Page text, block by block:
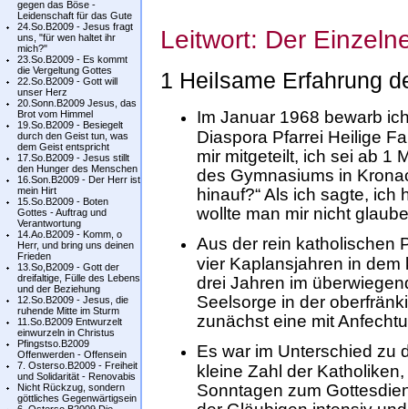
gegen das Böse -
Leidenschaft für das Gute
24.So.B2009 - Jesus fragt
uns, "für wen haltet ihr
mich?"
23.So.B2009 - Es kommt
die Vergeltung Gottes
22.So.B2009 - Gott will
unser Herz
20.Sonn.B2009 Jesus, das
Brot vom Himmel
19.So.B2009 - Besiegelt
durch den Geist tun, was
dem Geist entspricht
17.So.B2009 - Jesus stillt
den Hunger des Menschen
16.Son.B2009 - Der Herr ist
mein Hirt
15.So.B2009 - Boten
Gottes - Auftrag und
Verantwortung
14.Ao.B2009 - Komm, o
Herr, und bring uns deinen
Frieden
13.So,B2009 - Gott der
dreifaltige, Fülle des Lebens
und der Beziehung
12.So.B2009 - Jesus, die
ruhende Mitte im Sturm
11.So.B2009 Entwurzelt
einwurzeln in Christus
Pfingstso.B2009
Offenwerden - Offensein
7. Osterso.B2009 - Freiheit
und Solidarität - Renovabis
Nicht Rückzug, sondern
göttliches Gegenwärtigsein
Leitwort: Der
1 Heilsame Erfahrung
Im Januar 1968 bewarb
Diaspora Pfarrei Heilige
mir mitgeteilt, ich sei ab 1
des Gymnasiums in
hinauf?“ Als ich sagte, ich
wollte man mir nicht
Aus der rein katholischen
vier Kaplansjahren in
drei Jahren im
Seelsorge in der
zunächst eine mit
Es war im Unterschied zu
kleine Zahl der
Sonntagen zum